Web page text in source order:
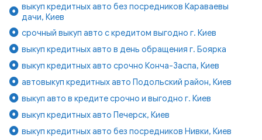
выкуп кредитных авто без посредников Караваевы
дачи, Киев
срочный выкуп авто с кредитом выгодно г. Киев
выкуп кредитных авто в день обращения г. Боярка
выкуп кредитных авто срочно Конча-Заспа, Киев
автовыкуп кредитных авто Подольский район, Киев
выкуп авто в кредите срочно и выгодно г. Киев
выкуп кредитных авто Печерск, Киев
выкуп кредитных авто без посредников Нивки, Киев